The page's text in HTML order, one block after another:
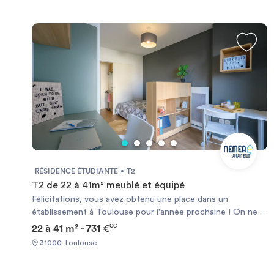
RÉSIDENCE ÉTUDIANTE T2
T2 de 22 à 41m² meublé et équipé
Félicitations, vous avez obtenu une place dans un
établissement à Toulouse pour l'année prochaine ! On ne
peut que vous dire une chose : chanceux(se) ! Il ne vous
reste plus qu'à dénicher un logement pour profiter
pleinement de ces années mémorables. Pour faciliter vos
22 à 41 m² - 731 €CC
31000 Toulouse